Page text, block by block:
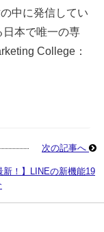
中に発信してい
日本で唯一の専
College：
次の記事へ
新！】LINEの新機能19